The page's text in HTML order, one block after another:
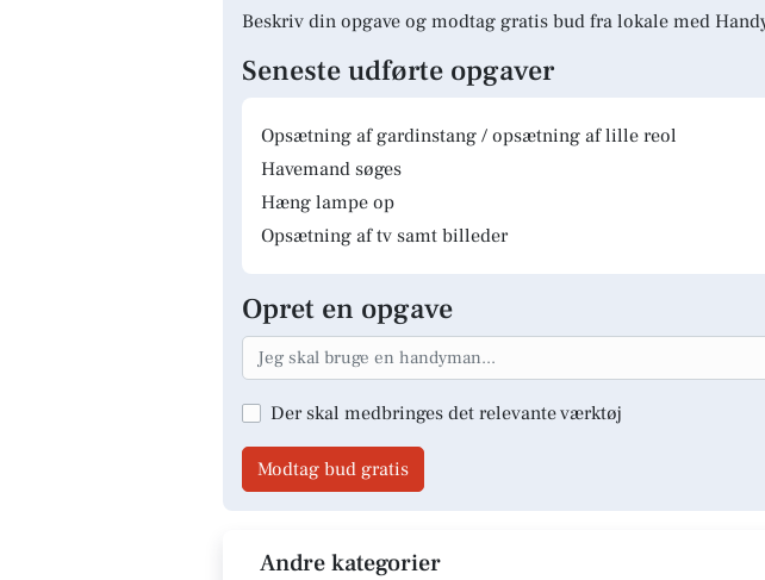
Beskriv din opgave og modtag gratis bud fra lokale med
Seneste udførte opgaver
Opsætning af gardinstang / opsætning af lille reol
Havemand søges
Hæng lampe op
Opsætning af tv samt billeder
Opret en opgave
Der skal medbringes det relevante værktøj
Modtag bud gratis
Andre kategorier